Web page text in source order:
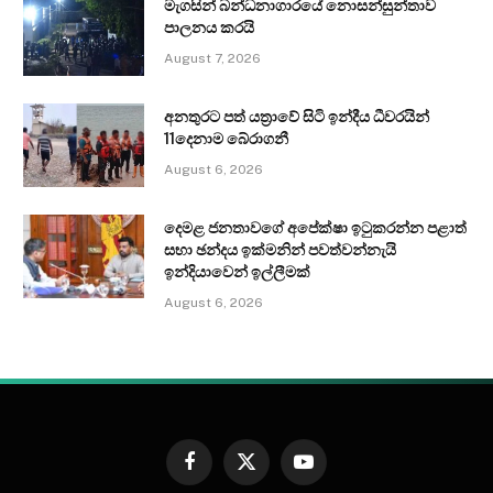
මැගසින් බන්ධනාගාරයේ නොසන්සුන්තාව
පාලනය කරයි
August 7, 2026
අනතුරට පත් යත්‍රාවේ සිටි ඉන්දීය ධීවරයින්
11දෙනාම බේරාගනී
August 6, 2026
දෙමළ ජනතාවගේ අපේක්ෂා ඉටුකරන්න පළාත්
සභා ඡන්දය ඉක්මනින් පවත්වන්නැයි
ඉන්දියාවෙන් ඉල්ලීමක්
August 6, 2026
Facebook
X
YouTube